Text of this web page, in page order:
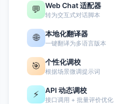
💬 Web Chat 适配器
转为交互式对话脚本
🌐 本地化翻译器
一键翻译为多语言版本
🎯 个性化调校
根据场景微调提示词
⚡ API 动态调校
接口调用 + 批量评价优化